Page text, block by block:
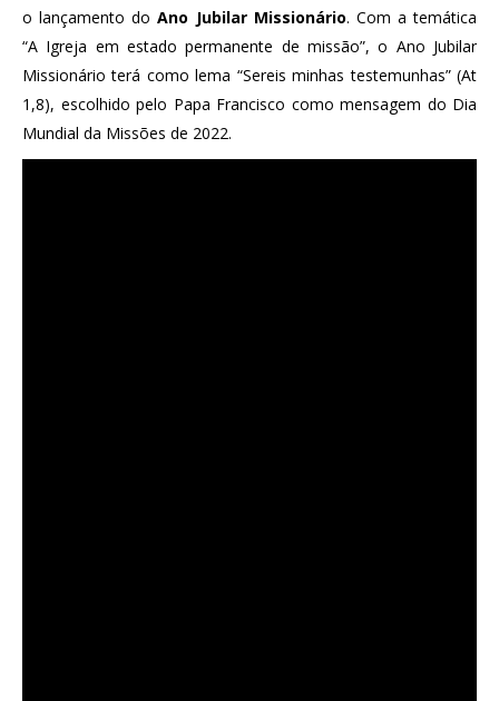
o lançamento doAno Jubilar Missionário. Com a temática
“A Igreja em estado permanente de missão”, o Ano Jubilar
Missionário terá como lema “Sereis minhas testemunhas” (At
1,8), escolhido pelo Papa Francisco como mensagem do Dia
Mundial da Missões de 2022.